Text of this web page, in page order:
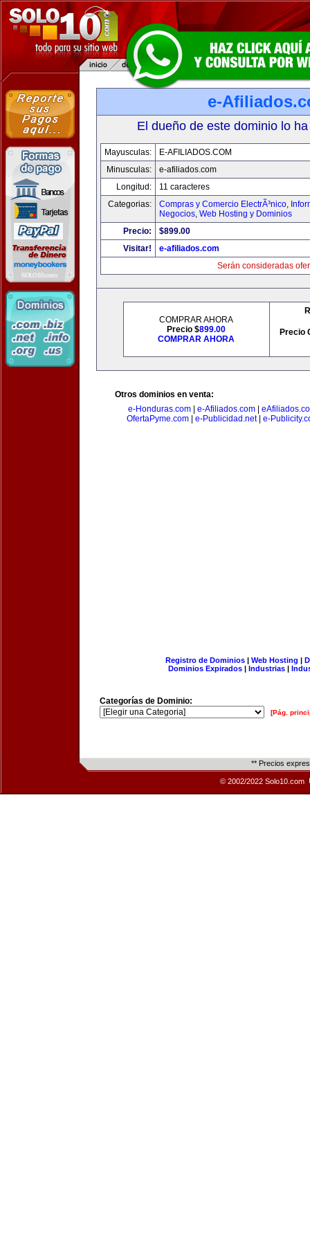
e-
El dueño de este dominio lo
Mayusculas:
E-AFILIADOS.COM
Minusculas:
e-afiliados.com
Longitud:
11 caracteres
Categorias:
Compras y Comercio ElectrÃ³nico,
Negocios, Web Hosting y Dominios
Precio:
$899.00
Visitar!
e-afiliados.com
Serán consideradas
COMPRAR AHORA
Precio $899.00
COMPRAR AHORA
Precio
Otros dominios en venta:
e-Honduras.com| e-Afiliados.com|
OfertaPyme.com| e-Publicidad.net| e-
Registro de Dominios| Web Hosting |
Dominios Expirados | Industrias |
Categorías de Dominio:
[Pág.
** Precios
© 2002/2022 Solo10.com